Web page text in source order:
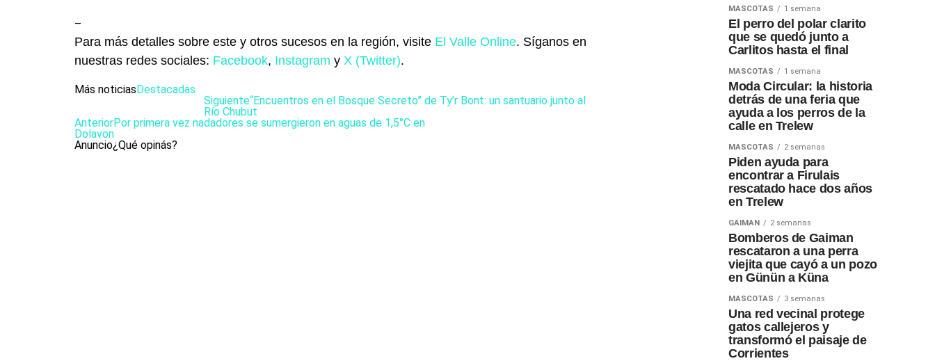
–
Para más detalles sobre este y otros sucesos en la región, visite El Valle Online. Síganos en
nuestras redes sociales: Facebook, Instagram y X (Twitter).
Más noticiasDestacadas
Siguiente“Encuentros en el Bosque Secreto” de Ty’r Bont: un santuario junto al
Río Chubut
AnteriorPor primera vez nadadores se sumergieron en aguas de 1,5°C en
Dolavon
Anuncio¿Qué opinás?
MASCOTAS 1 semana
El perro del polar clarito
que se quedó junto a
Carlitos hasta el final
MASCOTAS 1 semana
Moda Circular: la historia
detrás de una feria que
ayuda a los perros de la
calle en Trelew
MASCOTAS 2 semanas
Piden ayuda para
encontrar a Firulais
rescatado hace dos años
en Trelew
GAIMAN 2 semanas
Bomberos de Gaiman
rescataron a una perra
viejita que cayó a un pozo
en Günün a Küna
MASCOTAS 3 semanas
Una red vecinal protege
gatos callejeros y
transformó el paisaje de
Corrientes